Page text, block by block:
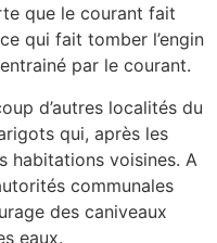
que le courant fait
qui fait tomber l’engin
par le courant.
d’autres localités du
qui, après les
habitations voisines. A
communales
des caniveaux
eaux.